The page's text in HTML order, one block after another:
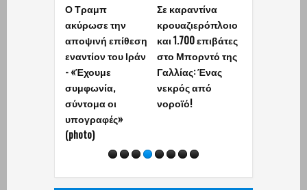
Ο Τραμπ
ακύρωσε την
αποψινή επίθεση
εναντίον του Ιράν
- «Έχουμε
συμφωνία,
σύντομα οι
υπογραφές»
(photo)
Σε καραντίνα
κρουαζιερόπλοιο
και 1.700 επιβάτες
στο Μπορντό της
Γαλλίας: Ένας
νεκρός από
νοροϊό!